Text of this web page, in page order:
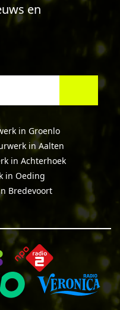
en
in Groenlo
in Aalten
in Achterhoek
in Oeding
Bredevoort